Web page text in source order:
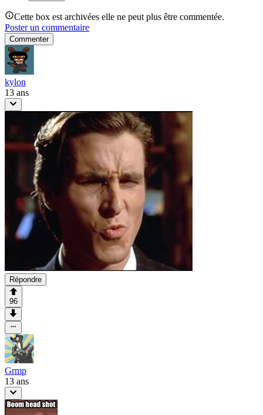
Cette box est archivées elle ne peut plus être commentée.
Poster un commentaire
Commenter
kylon
13 ans
Répondre
96
Grmp
13 ans